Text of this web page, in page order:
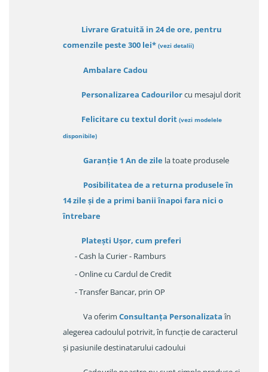
Livrare Gratuită in 24 de ore, pentru
comenzile peste 300 lei* (vezi detalii)
Ambalare Cadou
Personalizarea Cadourilorcu mesajul dorit
Felicitare cu textul dorit (vezi modelele
disponibile)
Garanție 1 An de zile la toate produsele
Posibilitatea de a returna produsele în
14 zileși de a primi banii înapoi fara nici o
întrebare
Platești Ușor, cum preferi
- Cash la Curier - Ramburs
- Online cu Cardul de Credit
- Transfer Bancar, prin OP
Va oferim Consultanța Personalizataîn
alegerea cadoulul potrivit, în funcție de caracterul
și pasiunile destinatarului cadoului